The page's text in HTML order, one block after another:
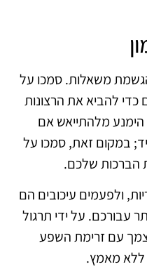
משאלות. סמכו על
כדי להביא את הרצונות
הימנע מלהתייאש אם
במקום זאת, סמכו על
הברכות שלכם.
ולפעמים עיכובים הם
עבורכם. על ידי תרגול
עם זרימת השפע
ללא מאמץ.